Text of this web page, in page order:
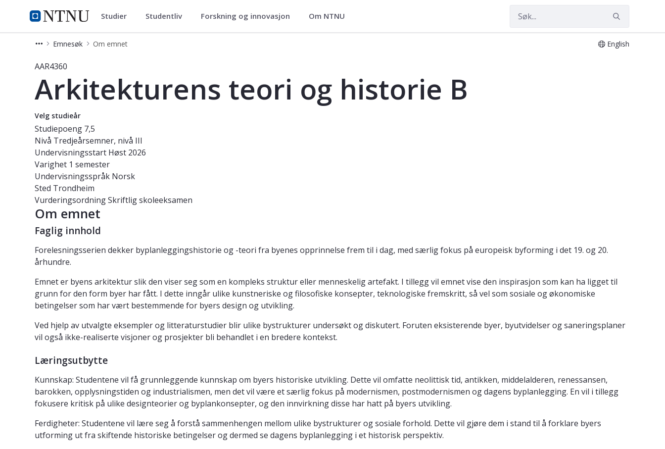
NTNU Hjemmeside
Studier Studier Studentliv Forskning og innovasjon Om NTNU
Emnesøk Om emnet English
Emne - Arkitekturens teori og historie B - AAR4360
AAR4360
Arkitekturens teori og historie B
Velg studieår
Studiepoeng 7,5
Nivå Tredjeårsemner, nivå III
Undervisningsstart Høst 2026
Varighet 1 semester
Undervisningsspråk Norsk
Sted Trondheim
VurderingsordningSkriftlig skoleeksamen
Om emnet
Faglig innhold
Forelesningsserien dekker byplanleggingshistorie og -teori fra byenes opprinnelse frem til i dag, med særlig fokus på europeisk byforming i det 19. og 20.
århundre.
Emnet er byens arkitektur slik den viser seg som en kompleks struktur eller menneskelig artefakt. I tillegg vil emnet vise den inspirasjon som kan ha ligget til
grunn for den form byer har fått. I dette inngår ulike kunstneriske og filosofiske konsepter, teknologiske fremskritt, så vel som sosiale og økonomiske
betingelser som har vært bestemmende for byers design og utvikling.
Ved hjelp av utvalgte eksempler og litteraturstudier blir ulike bystrukturer undersøkt og diskutert. Foruten eksisterende byer, byutvidelser og saneringsplaner
vil også ikke-realiserte visjoner og prosjekter bli behandlet i en bredere kontekst.
Læringsutbytte
Kunnskap: Studentene vil få grunnleggende kunnskap om byers historiske utvikling. Dette vil omfatte neolittisk tid, antikken, middelalderen, renessansen,
barokken, opplysningstiden og industrialismen, men det vil være et særlig fokus på modernismen, postmodernismen og dagens byplanlegging. En vil i tillegg
fokusere kritisk på ulike designteorier og byplankonsepter, og den innvirkning disse har hatt på byers utvikling.
Ferdigheter: Studentene vil lære seg å forstå sammenhengen mellom ulike bystrukturer og sosiale forhold. Dette vil gjøre dem i stand til å forklare byers
utforming ut fra skiftende historiske betingelser og dermed se dagens byplanlegging i et historisk perspektiv.